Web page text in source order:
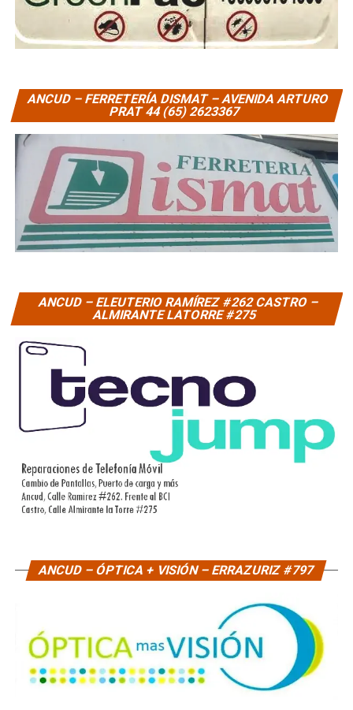
ANCUD – FERRETERÍA DISMAT – AVENIDA ARTURO
PRAT 44 (65) 2623367
ANCUD – ELEUTERIO RAMÍREZ #262 CASTRO –
ALMIRANTE LATORRE #275
ANCUD – ÓPTICA + VISIÓN – ERRAZURIZ #797